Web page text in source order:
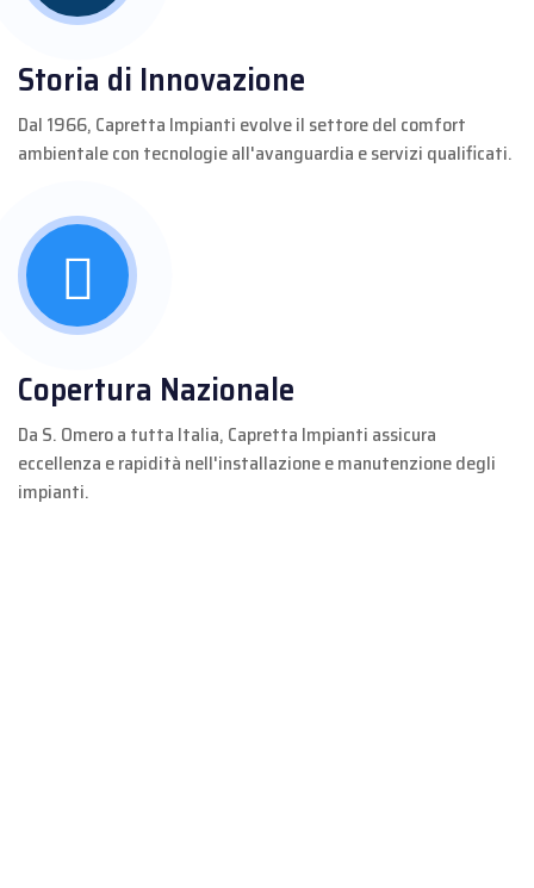
Storia di Innovazione
Dal 1966, Capretta Impianti evolve il settore del comfort
ambientale con tecnologie all'avanguardia e servizi qualificati.
Copertura Nazionale
Da S. Omero a tutta Italia, Capretta Impianti assicura
eccellenza e rapidità nell'installazione e manutenzione degli
impianti.